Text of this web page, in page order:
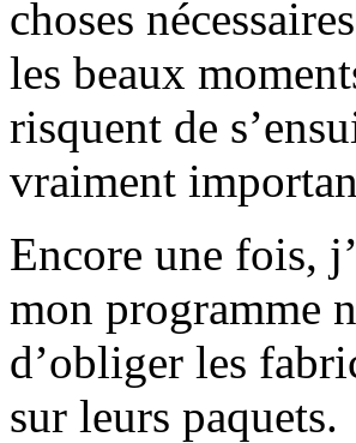
choses
les beaux
risquent de
vraiment
Encore une fois,
mon programme
d’obliger les
sur leurs paquets.